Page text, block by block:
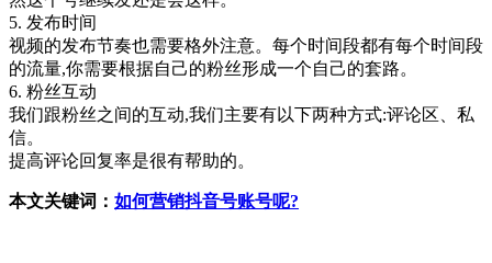
5. 发布时间
视频的发布节奏也需要格外注意。每个时间段都有每个时间段
的流量,你需要根据自己的粉丝形成一个自己的套路。
6. 粉丝互动
我们跟粉丝之间的互动,我们主要有以下两种方式:评论区、私
信。
提高评论回复率是很有帮助的。
本文关键词： 如何营销抖音号账号呢?